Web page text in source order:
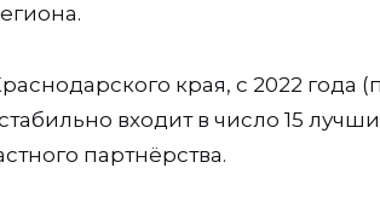
края, с 2022 года
входит в число 15
партнёрства.